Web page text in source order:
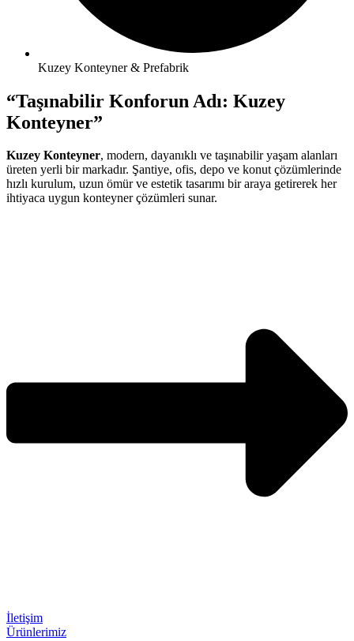
Kuzey Konteyner & Prefabrik
“Taşınabilir Konforun Adı: Kuzey
Konteyner”
Kuzey Konteyner, modern, dayanıklı ve taşınabilir yaşam alanları
üreten yerli bir markadır. Şantiye, ofis, depo ve konut çözümlerinde
hızlı kurulum, uzun ömür ve estetik tasarımı bir araya getirerek her
ihtiyaca uygun konteyner çözümleri sunar.
İletişim
Ürünlerimiz